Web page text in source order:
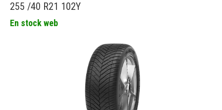
255 /40 R21 102Y
En stock web